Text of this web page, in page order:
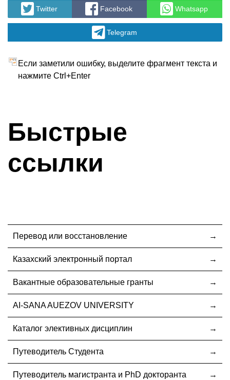
Twitter Facebook Whatsapp
Telegram
Если заметили ошибку, выделите фрагмент текста и
нажмите Ctrl+Enter
Быстрые
ссылки
Перевод или восстановление
Казахский электронный портал
Вакантные образовательные гранты
AI-SANA AUEZOV UNIVERSITY
Каталог элективных дисциплин
Путеводитель Студента
Путеводитель магистранта и PhD докторанта